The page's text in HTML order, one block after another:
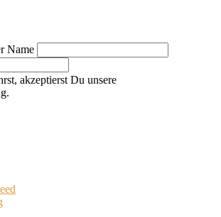
Name
akzeptierst Du unsere